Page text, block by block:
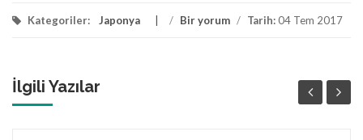
Kategoriler: Japonya / Bir yorum / Tarih:04 Tem 2017
İlgili Yazılar